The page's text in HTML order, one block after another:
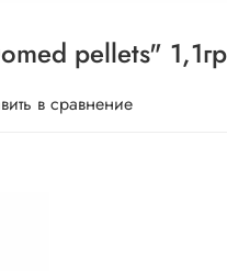
pellets"
в сравнение